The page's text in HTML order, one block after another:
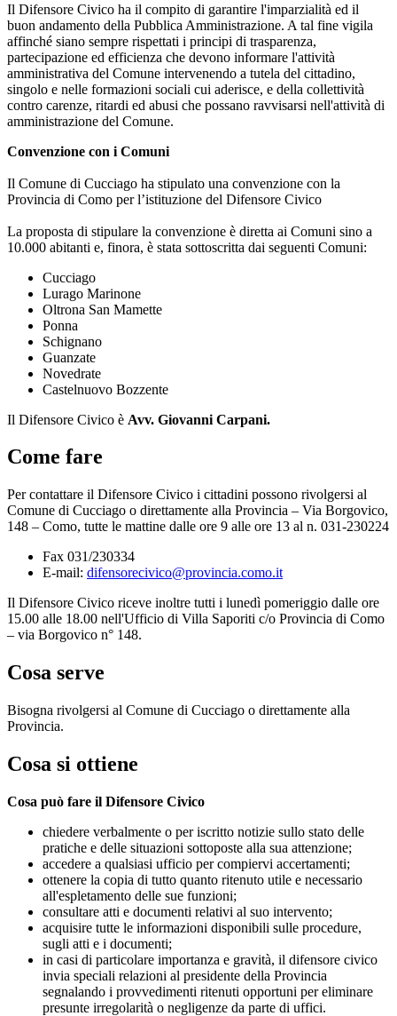
Il Difensore Civico ha il compito di garantire l'imparzialità ed il
buon andamento della Pubblica Amministrazione. A tal fine vigila
affinché siano sempre rispettati i principi di trasparenza,
partecipazione ed efficienza che devono informare l'attività
amministrativa del Comune intervenendo a tutela del cittadino,
singolo e nelle formazioni sociali cui aderisce, e della collettività
contro carenze, ritardi ed abusi che possano ravvisarsi nell'attività di
amministrazione del Comune.
Convenzione con i Comuni
Il Comune di Cucciago ha stipulato una convenzione con la
Provincia di Como per l’istituzione del Difensore Civico
La proposta di stipulare la convenzione è diretta ai Comuni sino a
10.000 abitanti e, finora, è stata sottoscritta dai seguenti Comuni:
Cucciago
Lurago Marinone
Oltrona San Mamette
Ponna
Schignano
Guanzate
Novedrate
Castelnuovo Bozzente
Il Difensore Civico è Avv. Giovanni Carpani.
Come fare
Per contattare il Difensore Civico i cittadini possono rivolgersi al
Comune di Cucciago o direttamente alla Provincia – Via Borgovico,
148 – Como, tutte le mattine dalle ore 9 alle ore 13 al n. 031-230224
Fax 031/230334
E-mail: difensorecivico@provincia.como.it
Il Difensore Civico riceve inoltre tutti i lunedì pomeriggio dalle ore
15.00 alle 18.00 nell'Ufficio di Villa Saporiti c/o Provincia di Como
– via Borgovico n° 148.
Cosa serve
Bisogna rivolgersi al Comune di Cucciago o direttamente alla
Provincia.
Cosa si ottiene
Cosa può fare il Difensore Civico
chiedere verbalmente o per iscritto notizie sullo stato delle
pratiche e delle situazioni sottoposte alla sua attenzione;
accedere a qualsiasi ufficio per compiervi accertamenti;
ottenere la copia di tutto quanto ritenuto utile e necessario
all'espletamento delle sue funzioni;
consultare atti e documenti relativi al suo intervento;
acquisire tutte le informazioni disponibili sulle procedure,
sugli atti e i documenti;
in casi di particolare importanza e gravità, il difensore civico
invia speciali relazioni al presidente della Provincia
segnalando i provvedimenti ritenuti opportuni per eliminare
presunte irregolarità o negligenze da parte di uffici.